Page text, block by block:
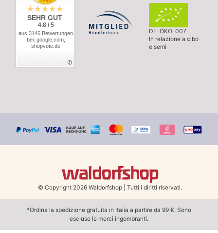
SEHR GUT
4.8 / 5
aus 3146 Bewertungen
bei: google.com,
shopvote.de
DE-ÖKO-007
In relazione a cibo
e semi
© Copyright 2026 Waldorfshop Tutti i diritti riservati.
*Ordina la spedizione gratuita in Italia a partire da 99 €. Sono
escluse le merci ingombranti.